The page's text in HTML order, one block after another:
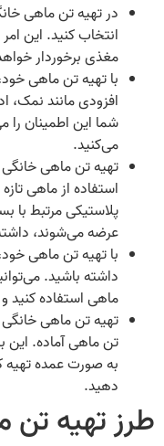
در تهیه تن ماهی
انتخاب کنید. این
مغذی برخوردار
با تهیه تن ماهی
افزودی مانند نمک،
شما این اطمینان را
می‌کنید.
تهیه تن ماهی
استفاده از ماهی
پلاستیکی مرتبط با
عرضه می‌شوند،
با تهیه تن ماهی
داشته باشید.
ماهی استفاده کنید
تهیه تن ماهی
تن ماهی آماده. این
به صورت عمده تهیه
دهید.
طرز تهیه تن